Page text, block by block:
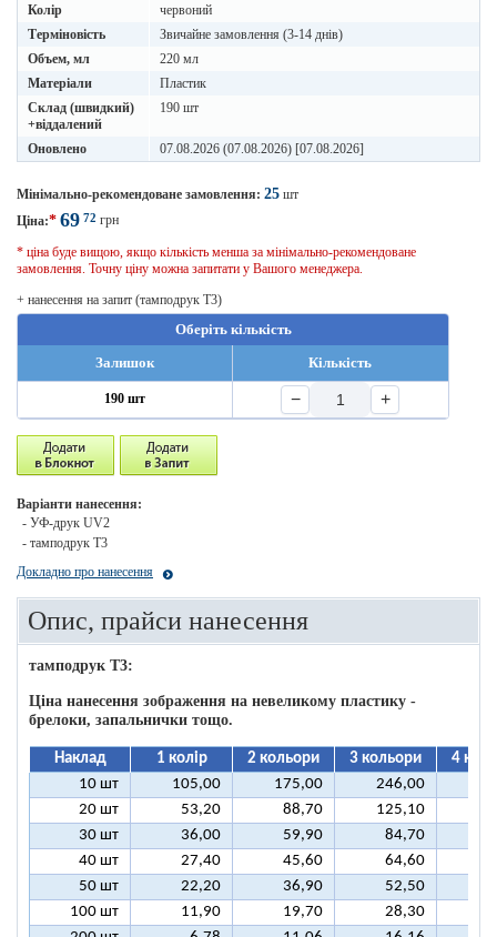
Колір
червоний
Терміновість
Звичайне замовлення (3-14 днів)
Объем, мл
220 мл
Матеріали
Пластик
Склад (швидкий)
+віддалений
190 шт
Оновлено 07.08.2026 (07.08.2026) [07.08.2026]
Мінімально-рекомендоване замовлення: 25 шт
Ціна:* 69 72 грн
* ціна буде вищою, якщо кількість менша за мінімально-рекомендоване
замовлення. Точну ціну можна запитати у Вашого менеджера.
+ нанесення на запит (тамподрук T3)
Оберіть кількість
Залишок
Кількість
190 шт − +
Варіанти нанесення:
- УФ-друк UV2
- тамподрук T3
Докладно про нанесення
Опис, прайси нанесення
тамподрук T3:
Ціна нанесення зображення на невеликому пластику -
брелоки, запальнички тощо.
Наклад 1 колір 2 кольори 3 кольори
4
10 шт
105,00 175,00 246,00
20 шт
53,20 88,70 125,10
30 шт
36,00 59,90 84,70
40 шт
27,40 45,60 64,60
50 шт
22,20 36,90 52,50
100 шт
11,90 19,70 28,30